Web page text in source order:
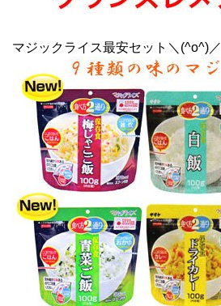
マジックライス最安セット＼(^o^)／